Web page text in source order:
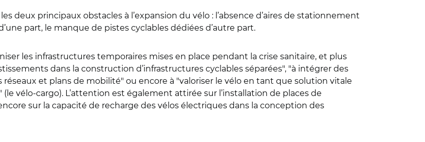
deux principaux obstacles à l’expansion du vélo : l’absence d’aires de stationnement
part, le manque de pistes cyclables dédiées d’autre part.
les infrastructures temporaires mises en place pendant la crise sanitaire, et plus
dans la construction d’infrastructures cyclables séparées", "à intégrer des
et plans de mobilité" ou encore à "valoriser le vélo en tant que solution vitale
vélo-cargo). L’attention est également attirée sur l’installation de places de
sur la capacité de recharge des vélos électriques dans la conception des